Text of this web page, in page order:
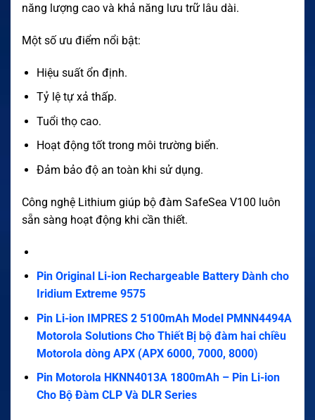
năng lượng cao và khả năng lưu trữ lâu dài.
Một số ưu điểm nổi bật:
Hiệu suất ổn định.
Tỷ lệ tự xả thấp.
Tuổi thọ cao.
Hoạt động tốt trong môi trường biển.
Đảm bảo độ an toàn khi sử dụng.
Công nghệ Lithium giúp bộ đàm SafeSea V100 luôn
sẵn sàng hoạt động khi cần thiết.
Pin Original Li-ion Rechargeable Battery Dành cho
Iridium Extreme 9575
Pin Li-ion IMPRES 2 5100mAh Model PMNN4494A
Motorola Solutions Cho Thiết Bị bộ đàm hai chiều
Motorola dòng APX (APX 6000, 7000, 8000)
Pin Motorola HKNN4013A 1800mAh – Pin Li-ion
Cho Bộ Đàm CLP Và DLR Series